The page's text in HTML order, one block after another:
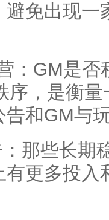
免出现一
：GM是
序，是衡
和GM与
那些长期
更多投入